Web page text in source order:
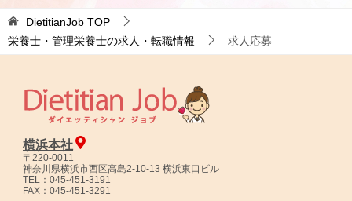
DietitianJob TOP
栄養士・管理栄養士の求人・転職情報
求人応募
横浜本社
〒220-0011
神奈川県横浜市西区高島2-10-13 横浜東口ビル
TEL：045-451-3191
FAX：045-451-3291